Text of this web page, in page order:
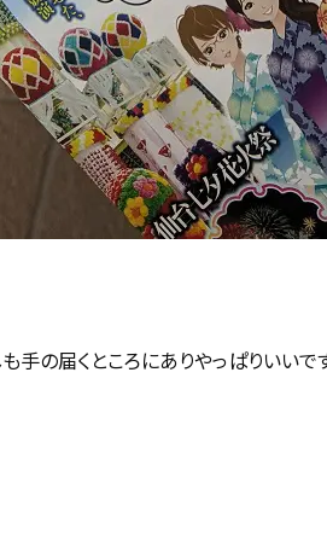
手の届くところにありやっぱりいいで